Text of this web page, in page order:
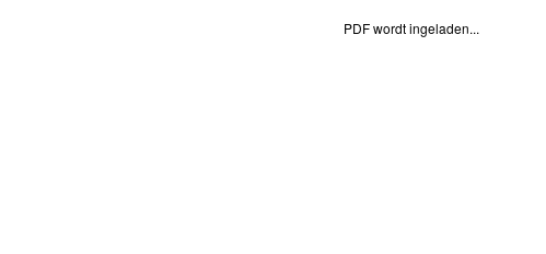
PDF wordt ingeladen...